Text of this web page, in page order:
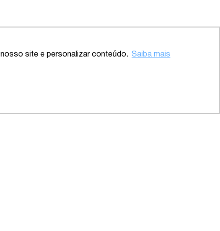
site e personalizar conteúdo. Saiba mais